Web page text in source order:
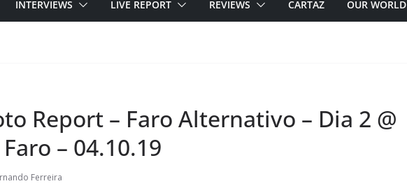
INTERVIEWS LIVE REPORT REVIEWS CARTAZ OUR WORLD
Report – Faro Alternativo – Dia 2 @
– 04.10.19
Ferreira